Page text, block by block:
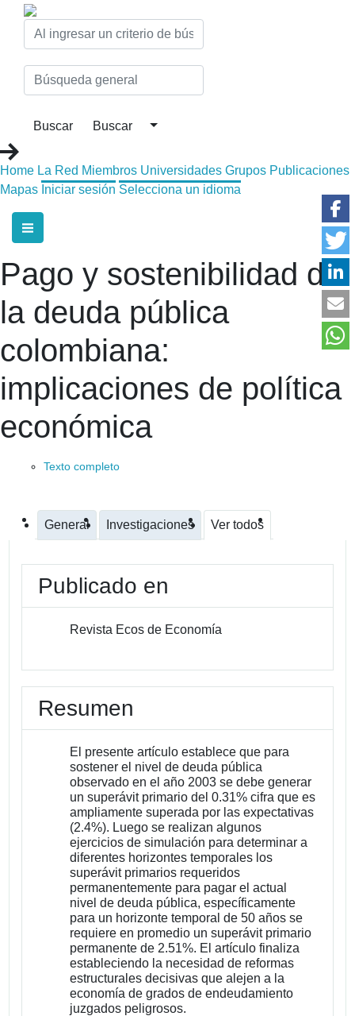
Home La Red Miembros Universidades Grupos Publicaciones
Mapas Iniciar sesión Selecciona un idioma
Pago y sostenibilidad de
la deuda pública
colombiana:
implicaciones de política
económica
Texto completo
General Investigaciones Ver todos
Publicado en
Revista Ecos de Economía
Resumen
El presente artículo establece que para
sostener el nivel de deuda pública
observado en el año 2003 se debe generar
un superávit primario del 0.31% cifra que es
ampliamente superada por las expectativas
(2.4%). Luego se realizan algunos
ejercicios de simulación para determinar a
diferentes horizontes temporales los
superávit primarios requeridos
permanentemente para pagar el actual
nivel de deuda pública, específicamente
para un horizonte temporal de 50 años se
requiere en promedio un superávit primario
permanente de 2.51%. El artículo finaliza
estableciendo la necesidad de reformas
estructurales decisivas que alejen a la
economía de grados de endeudamiento
juzgados peligrosos.